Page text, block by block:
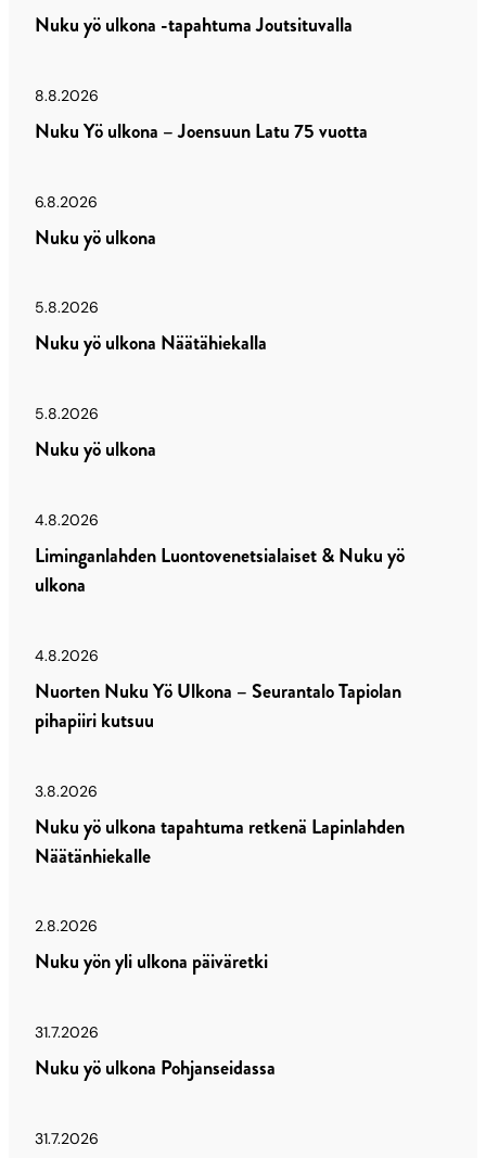
Nuku yö ulkona -tapahtuma Joutsituvalla
8.8.2026
Nuku Yö ulkona – Joensuun Latu 75 vuotta
6.8.2026
Nuku yö ulkona
5.8.2026
Nuku yö ulkona Näätähiekalla
5.8.2026
Nuku yö ulkona
4.8.2026
Liminganlahden Luontovenetsialaiset & Nuku yö
ulkona
4.8.2026
Nuorten Nuku Yö Ulkona – Seurantalo Tapiolan
pihapiiri kutsuu
3.8.2026
Nuku yö ulkona tapahtuma retkenä Lapinlahden
Näätänhiekalle
2.8.2026
Nuku yön yli ulkona päiväretki
31.7.2026
Nuku yö ulkona Pohjanseidassa
31.7.2026